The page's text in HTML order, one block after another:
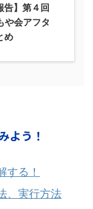
告】第４回
や会アフタ
め
よう！
する！
、実行方法